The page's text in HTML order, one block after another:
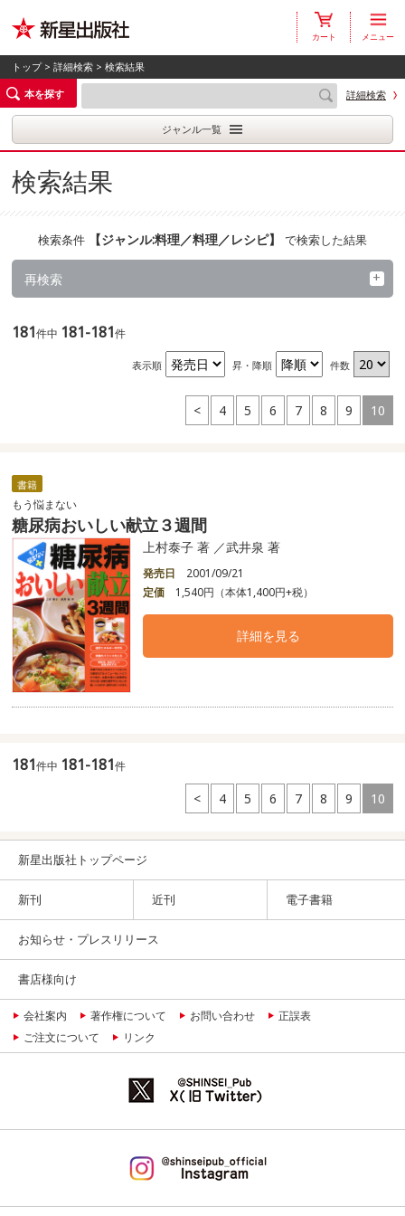
カート メニュー
トップ>詳細検索 > 検索結果
本を探す
詳細検索
ジャンル一覧
検索結果
検索条件 【ジャンル:料理／料理／レシピ】 で検索した結果
再検索
181件中 181-181件
表示順 昇・降順 件数
< 4 5 6 7 8 9 10
書籍
もう悩まない
糖尿病おいしい献立３週間
上村泰子 著 ／武井泉 著
発売日
2001/09/21
定価
1,540円（本体1,400円+税）
詳細を見る
181件中 181-181件
< 4 5 6 7 8 9 10
新星出版社トップページ
新刊 近刊 電子書籍
お知らせ・プレスリリース
書店様向け
会社案内 著作権について お問い合わせ
正誤表
ご注文について
リンク